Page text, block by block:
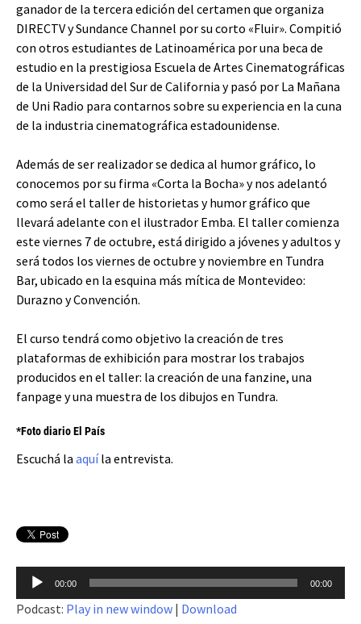
ganador de la tercera edición del certamen que organiza
DIRECTV y Sundance Channel por su corto «Fluir». Compitió
con otros estudiantes de Latinoamérica por una beca de
estudio en la prestigiosa Escuela de Artes Cinematográficas
de la Universidad del Sur de California y pasó por La Mañana
de Uni Radio para contarnos sobre su experiencia en la cuna
de la industria cinematográfica estadounidense.
Además de ser realizador se dedica al humor gráfico, lo
conocemos por su firma «Corta la Bocha» y nos adelantó
como será el taller de historietas y humor gráfico que
llevará adelante con el ilustrador Emba. El taller comienza
este viernes 7 de octubre, está dirigido a jóvenes y adultos y
será todos los viernes de octubre y noviembre en Tundra
Bar, ubicado en la esquina más mítica de Montevideo:
Durazno y Convención.
El curso tendrá como objetivo la creación de tres
plataformas de exhibición para mostrar los trabajos
producidos en el taller: la creación de una fanzine, una
fanpage y una muestra de los dibujos en Tundra.
*Foto diario El País
Escuchá la aquíla entrevista.
Reproductor
de
audio
00:00 00:00
Podcast: Play in new window | Download